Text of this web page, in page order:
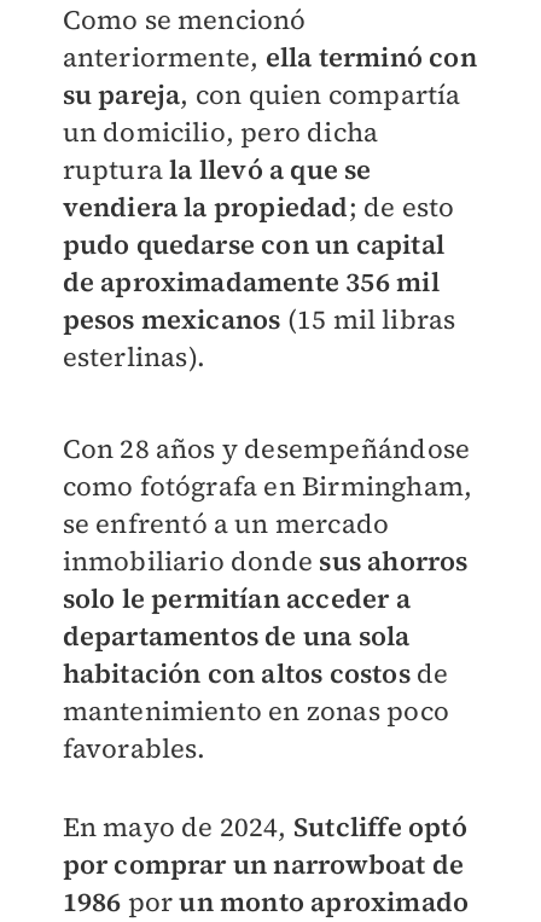
Como se mencionó
anteriormente, ella terminó con
su pareja, con quien compartía
un domicilio, pero dicha
rupturala llevó a que se
vendiera la propiedad; de esto
pudo quedarse con un capital
de aproximadamente 356 mil
pesos mexicanos (15 mil libras
esterlinas).
Con 28 años y desempeñándose
como fotógrafa en Birmingham,
se enfrentó a un mercado
inmobiliario donde sus ahorros
solo le permitían acceder a
departamentos de una sola
habitación con altos costosde
mantenimiento en zonas poco
favorables.
En mayo de 2024, Sutcliffe optó
por comprar un narrowboat de
1986 porun monto aproximado